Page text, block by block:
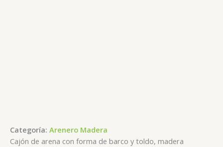
Categoría: Arenero Madera
Cajón de arena con forma de barco y toldo, madera